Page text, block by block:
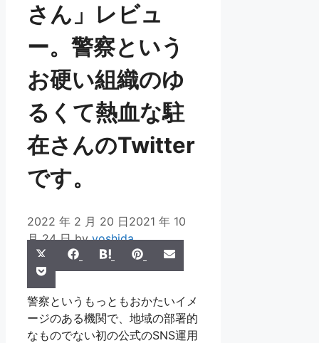
さん」レビュ
ー。警察という
お硬い組織のゆ
るくて熱血な駐
在さんのTwitter
です。
2022 年 2 月 20 日2021 年 10
月 24 日 byyoshida
Share
on
(Twitter)
Share
on
Facebook
Share
on
Hatena Share
on
PinterestShare
on
Share
on
Pocket
警察というもっともおかたいイメ
ージのある機関で、地域の部署的
なものでない初の公式のSNS運用